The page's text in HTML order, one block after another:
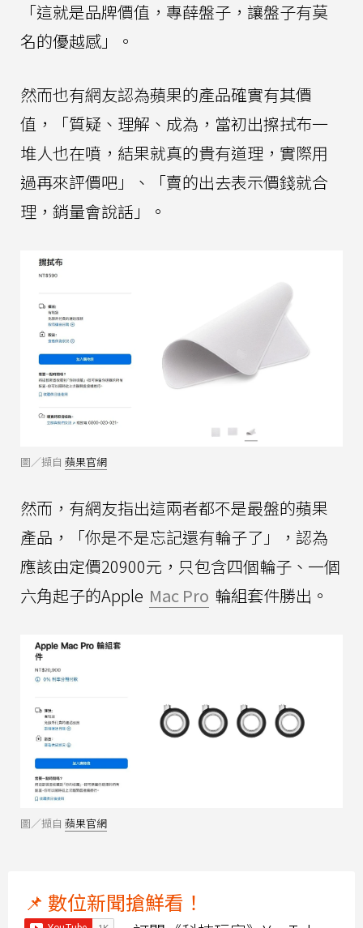
「這就是品牌價值，專薛盤子，讓盤子有莫
名的優越感」。
然而也有網友認為蘋果的產品確實有其價
值，「質疑、理解、成為，當初出擦拭布一
堆人也在噴，結果就真的貴有道理，實際用
過再來評價吧」、「賣的出去表示價錢就合
理，銷量會說話」。
圖／擷自 蘋果官網
然而，有網友指出這兩者都不是最盤的蘋果
產品，「你是不是忘記還有輪子了」，認為
應該由定價20900元，只包含四個輪子、一個
六角起子的Apple Mac Pro 輪組套件勝出。
圖／擷自 蘋果官網
📌 數位新聞搶鮮看！